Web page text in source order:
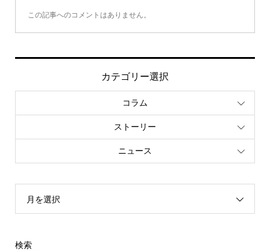
この記事へのコメントはありません。
カテゴリー選択
コラム
ストーリー
ニュース
月を選択
検索